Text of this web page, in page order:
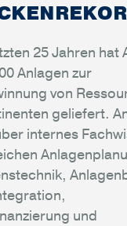
25 Jahren hat
Anlagen zur
von
geliefert.
internes
und